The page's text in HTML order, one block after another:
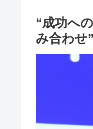
“成功へ
み合わせ”